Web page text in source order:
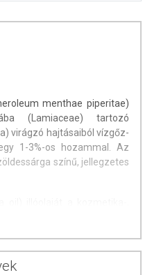
menthae piperitae)
(Lamiaceae) tartozó
virágzó hajtásaiból vízgőz-
1-3%-os hozammal. Az
színű, jellegzetes
alkalmazza